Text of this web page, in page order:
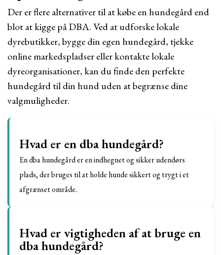
Der er flere alternativer til at købe en hundegård end
blot at kigge på DBA. Ved at udforske lokale
dyrebutikker, bygge din egen hundegård, tjekke
online markedspladser eller kontakte lokale
dyreorganisationer, kan du finde den perfekte
hundegård til din hund uden at begrænse dine
valgmuligheder.
Hvad er en dba hundegård?
En dba hundegård er en indhegnet og sikker udendørs
plads, der bruges til at holde hunde sikkert og trygt i et
afgrænset område.
Hvad er vigtigheden af at bruge en
dba hundegård?